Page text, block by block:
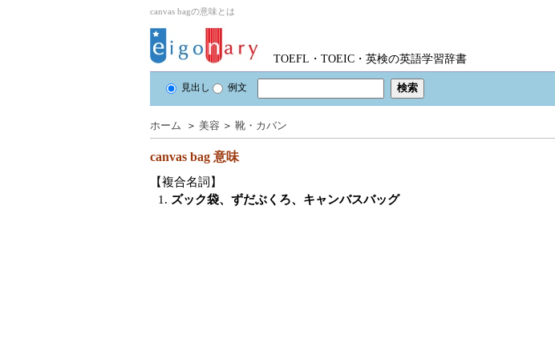
canvas bagの意味とは
TOEFL・TOEIC・英検の英語学習辞書
見出し 例文
ホーム ＞ 美容 ＞ 靴・カバン
canvas bag 意味
【複合名詞】
1. ズック袋、ずだぶくろ、キャンバスバッグ